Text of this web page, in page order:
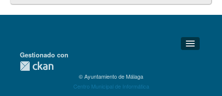
Detalles Técnicos
Gestionado con
© Ayuntamiento de Málaga
Centro Municipal de Informática